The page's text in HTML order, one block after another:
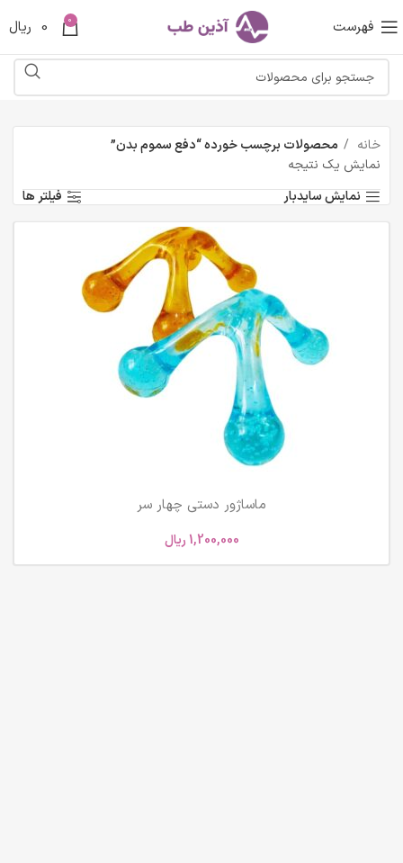
فهرست 0
0 ریال
خانه
محصولات برچسب خورده “دفع سموم بدن”
نمایش یک نتیجه
نمایش سایدبار
فیلتر ها
ماساژور دستی چهار سر
1,200,000ریال